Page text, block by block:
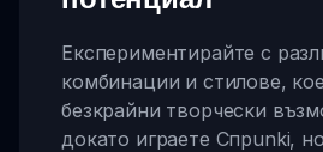
Експериментирайте с
комбинации и стилове,
безкрайни творчески
докато играете Спрunki,